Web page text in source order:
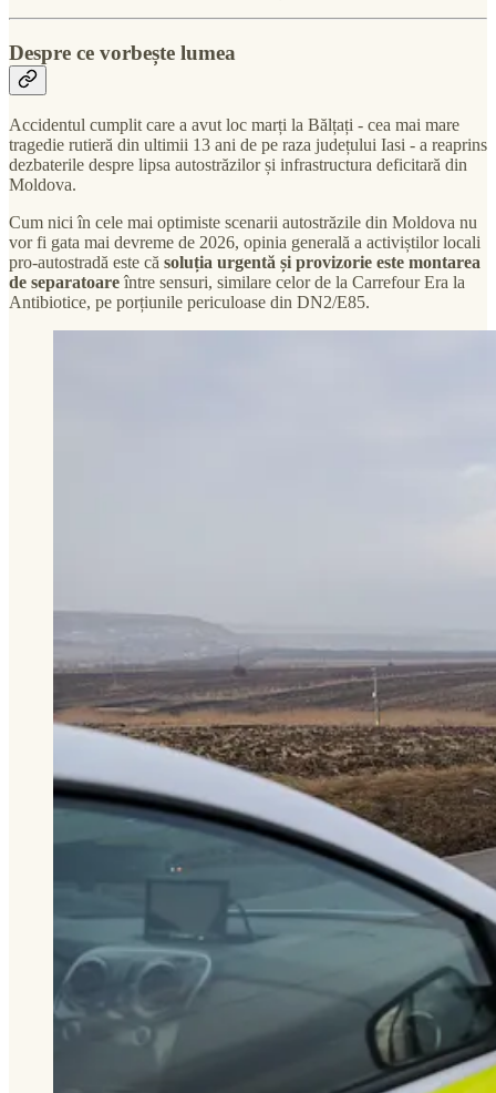
Despre ce vorbește lumea
Accidentul cumplit care a avut loc marți la Bălțați - cea mai mare
tragedie rutieră din ultimii 13 ani de pe raza județului Iasi - a reaprins
dezbaterile despre lipsa autostrăzilor și infrastructura deficitară din
Moldova.
Cum nici în cele mai optimiste scenarii autostrăzile din Moldova nu
vor fi gata mai devreme de 2026, opinia generală a activiștilor locali
pro-autostradă este că soluția urgentă și provizorie este montarea
de separatoareîntre sensuri, similare celor de la Carrefour Era la
Antibiotice, pe porțiunile periculoase din DN2/E85.